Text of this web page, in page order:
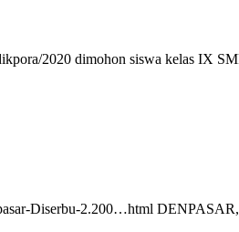
2020 dimohon siswa kelas IX
Diserbu-2.200…html